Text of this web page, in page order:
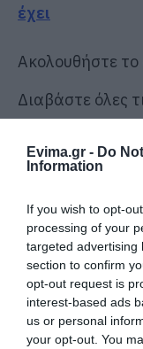
Evima.gr - Do
Information
If you wish to opt-
processing of your
targeted advertising
section to confirm
opt-out request is
interest-based ads
us or personal
your opt-out. You
έχει
Ακολουθήστε
Διαβάστε όλες
Ελλάδακαι τον
ΕΥΒΟΙΑ
Ποιες περιοχές
ρεύμα σήμερα
07.08.2026 | 08:45